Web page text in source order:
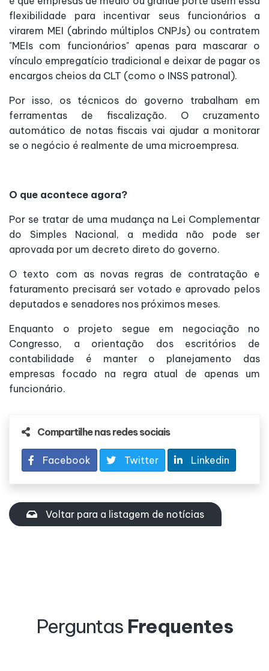
flexibilidade para incentivar seus funcionários a
virarem MEI (abrindo múltiplos CNPJs) ou contratem
"MEIs com funcionários" apenas para mascarar o
vínculo empregatício tradicional e deixar de pagar os
encargos cheios da CLT (como o INSS patronal).
Por isso, os técnicos do governo trabalham em
ferramentas de fiscalização. O cruzamento
automático de notas fiscais vai ajudar a monitorar
se o negócio é realmente de uma microempresa.
O que acontece agora?
Por se tratar de uma mudança na Lei Complementar
do Simples Nacional, a medida não pode ser
aprovada por um decreto direto do governo.
O texto com as novas regras de contratação e
faturamento precisará ser votado e aprovado pelos
deputados e senadores nos próximos meses.
Enquanto o projeto segue em negociação no
Congresso, a orientação dos escritórios de
contabilidade é manter o planejamento das
empresas focado na regra atual de apenas um
funcionário.
Compartilhe nas redes sociais
Facebook Twitter Linkedin
Voltar para a listagem de notícias
Perguntas Frequentes